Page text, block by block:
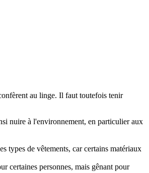
au linge. Il faut toutefois tenir
nuire à l'environnement, en particulier aux
types de vêtements, car certains matériaux
certaines personnes, mais gênant pour